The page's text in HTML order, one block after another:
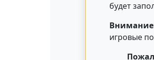
будет
игровые